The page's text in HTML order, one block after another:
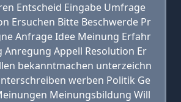
Entscheid Eingabe Umfrage
Ersuchen Bitte Beschwerde Pr
Anfrage Idee Meinung Erfahr
Anregung Appell Resolution Er
bekanntmachen unterzeichn
werben Politik Ge
Meinungsbildung Will